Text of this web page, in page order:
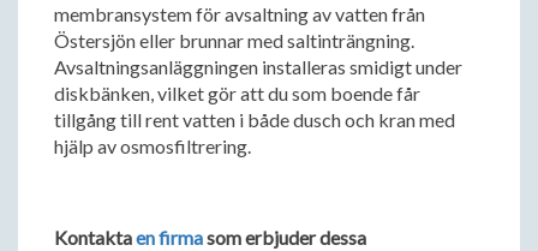
membransystem för avsaltning av vatten från
Östersjön eller brunnar med saltinträngning.
Avsaltningsanläggningen installeras smidigt under
diskbänken, vilket gör att du som boende får
tillgång till rent vatten i både dusch och kran med
hjälp av osmosfiltrering.
Kontaktaen firmasom erbjuder dessa